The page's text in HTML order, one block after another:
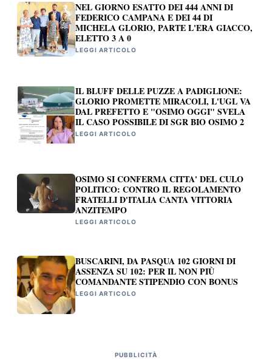
NEL GIORNO ESATTO DEI 444 ANNI DI
FEDERICO CAMPANA E DEI 44 DI
MICHELA GLORIO, PARTE L'ERA GIACCO,
ELETTO 3 A 0
LEGGI ARTICOLO
IL BLUFF DELLE PUZZE A PADIGLIONE:
GLORIO PROMETTE MIRACOLI, L'UGL VA
DAL PREFETTO E "OSIMO OGGI" SVELA
IL CASO POSSIBILE DI SGR BIO OSIMO 2
LEGGI ARTICOLO
OSIMO SI CONFERMA CITTA' DEL CULO
POLITICO: CONTRO IL REGOLAMENTO
FRATELLI D'ITALIA CANTA VITTORIA
ANZITEMPO
LEGGI ARTICOLO
BUSCARINI, DA PASQUA 102 GIORNI DI
ASSENZA SU 102: PER IL NON PIÙ
COMANDANTE STIPENDIO CON BONUS
LEGGI ARTICOLO
PUBBLICITÀ